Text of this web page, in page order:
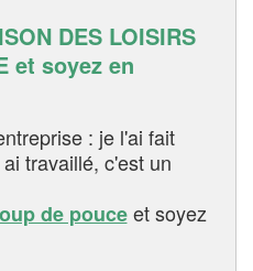
DES LOISIRS
et soyez en
: je l'ai fait
travaillé, c'est un
de pouceet soyez